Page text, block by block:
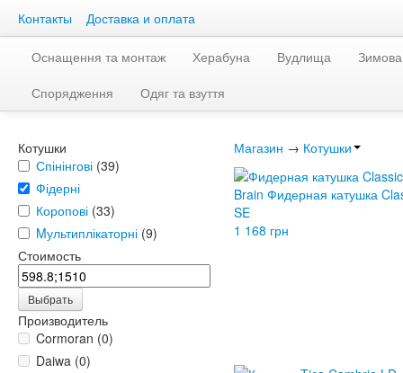
Контакты Доставка и оплата
Оснащення та монтаж Херабуна Вудлища
Спорядження
Одяг та взуття
Котушки
Спінінгові (39)
Фідерні
Коропові (33)
Mультиплікаторні (9)
Стоимость
Выбрать
Производитель
Cormoran (0)
Daiwa (0)
Магазин → Котушки
Brain Фидерная катушка
SE
1 168 грн